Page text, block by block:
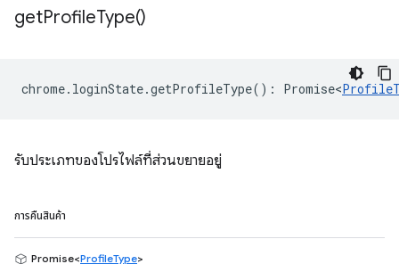
getProfileType()
chrome. loginState.getProfileType() : Promise<
รับประเภทของโปรไฟล์ที่ส่วนขยายอยู่
การคืนสินค้า
Promise<ProfileType>